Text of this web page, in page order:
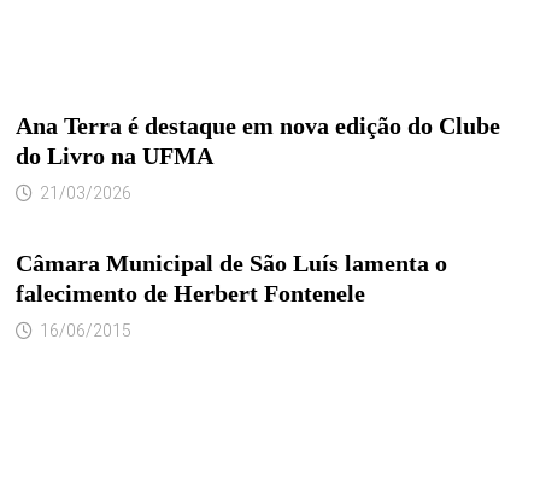
Ana Terra é destaque em nova edição do Clube
do Livro na UFMA
21/03/2026
Câmara Municipal de São Luís lamenta o
falecimento de Herbert Fontenele
16/06/2015